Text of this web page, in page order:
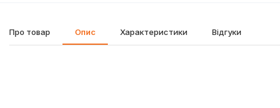
Про товар Опис Характеристики Відгуки